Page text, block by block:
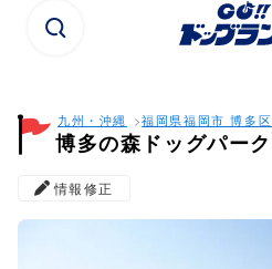
九州・沖縄 福岡県福岡市 博多区
博多の森ドッグパーク
情報修正